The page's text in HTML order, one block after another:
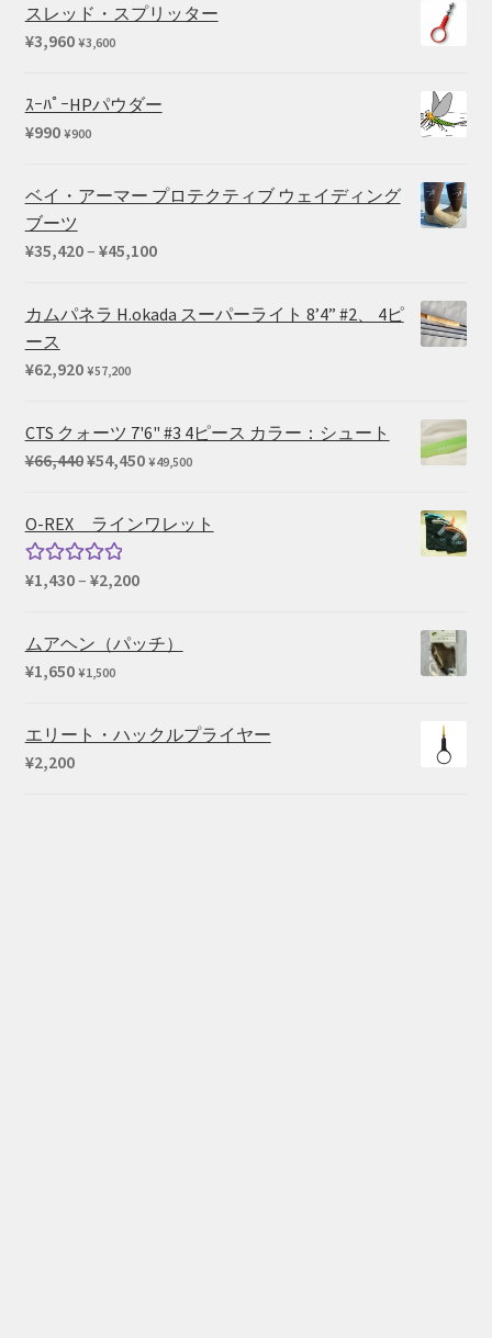
スレッド・スプリッター
¥3,960 ¥3,600
ｽｰﾊﾟｰHPパウダー
¥990 ¥900
ベイ・アーマー プロテクティブ ウェイディング
ブーツ
¥35,420– ¥45,100価
帯:
カムパネラ H.okada スーパーライト 8’4” #2、 4ピ
ース
¥62,920 ¥57,200
CTS クォーツ 7'6" #3 4ピース カラー：シュート
¥66,440元
価
格
¥66,440
し
た。
¥54,450現
の
で
¥49,500
O-REX ラインワレット
5段階中
¥1,430– ¥2,200価
帯:
¥1,430
ムアヘン（パッチ）
¥1,650 ¥1,500
エリート・ハックルプライヤー
¥2,200